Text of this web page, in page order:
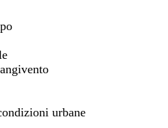
urbane